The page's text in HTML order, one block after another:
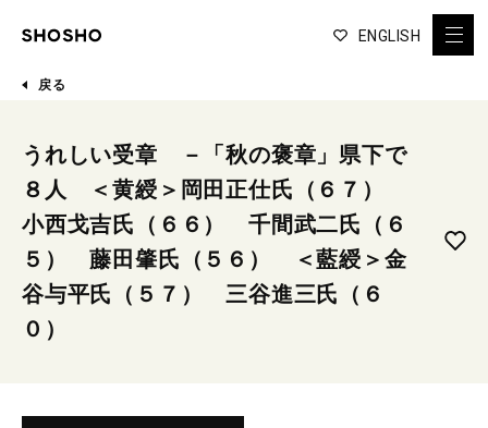
ENGLISH
戻る
うれしい受章 －「秋の褒章」県下で
８人 ＜黄綬＞岡田正仕氏（６７）
小西戈吉氏（６６） 千間武二氏（６
５） 藤田肇氏（５６） ＜藍綬＞金
谷与平氏（５７） 三谷進三氏（６
０）